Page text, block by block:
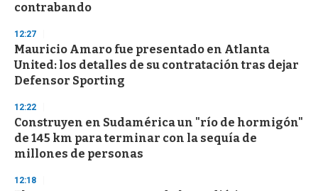
contrabando
12:27
Mauricio Amaro fue presentado en Atlanta
United: los detalles de su contratación tras dejar
Defensor Sporting
12:22
Construyen en Sudamérica un "río de hormigón"
de 145 km para terminar con la sequía de
millones de personas
12:18